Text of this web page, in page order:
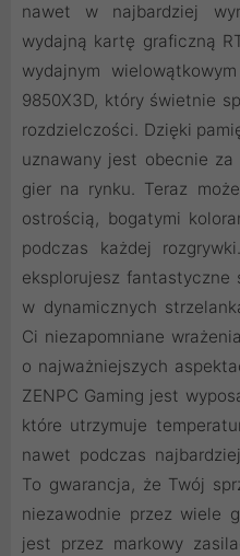
nawet w najbardziej
wydajną kartę graficzną
wydajnym
9850X3D, który świetnie
rozdzielczości. Dzięki
uznawany jest obecnie
gier na rynku. Teraz
ostrością, bogatymi
podczas każdej
eksplorujesz
w dynamicznych
Ci niezapomniane
o najważniejszych
ZENPC Gaming jest
które utrzymuje
nawet podczas
To gwarancja, że Twój
niezawodnie przez wiele
jest przez markowy